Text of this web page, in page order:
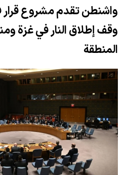
واشنطن تقدم مشروع
وقف إطلاق النار في غزة
المنطقة